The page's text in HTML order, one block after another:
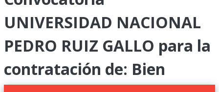
UNIVERSIDAD NACIONAL
PEDRO RUIZ GALLO para la
contratación de: Bien